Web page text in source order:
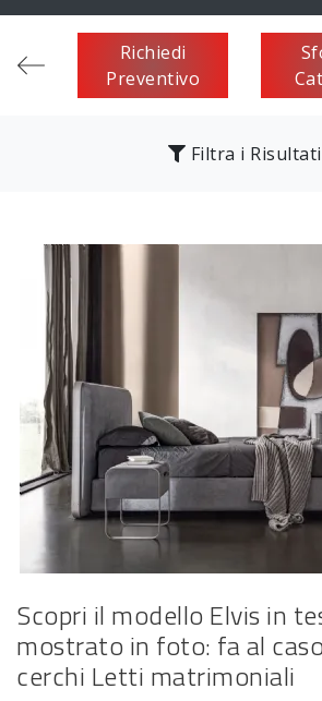
Richiedi
Preventivo
Filtra i Risultati
Scopri il modello Elvis in
mostrato in foto: fa al
cerchi Letti matrimoniali